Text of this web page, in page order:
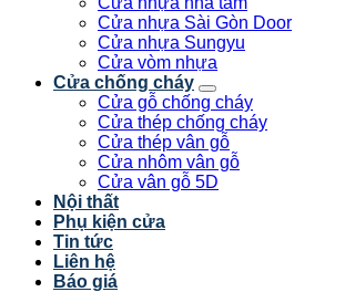
Cửa nhựa Sài Gòn Door
Cửa nhựa Sungyu
Cửa vòm nhựa
Cửa chống cháy
Cửa gỗ chống cháy
Cửa thép chống cháy
Cửa thép vân gỗ
Cửa nhôm vân gỗ
Cửa vân gỗ 5D
Nội thất
Phụ kiện cửa
Tin tức
Liên hệ
Báo giá